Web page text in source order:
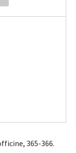
365-366.